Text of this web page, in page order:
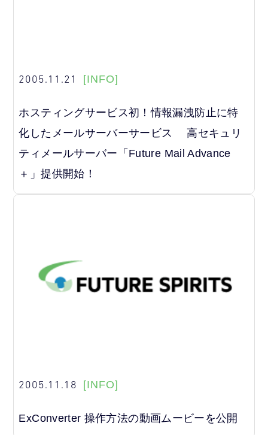
2005.11.21 [INFO]
ホスティングサービス初！情報漏洩防止に特
化したメールサーバーサービス 高セキュリ
ティメールサーバー「Future Mail Advance
＋」提供開始！
2005.11.18 [INFO]
ExConverter 操作方法の動画ムービーを公開